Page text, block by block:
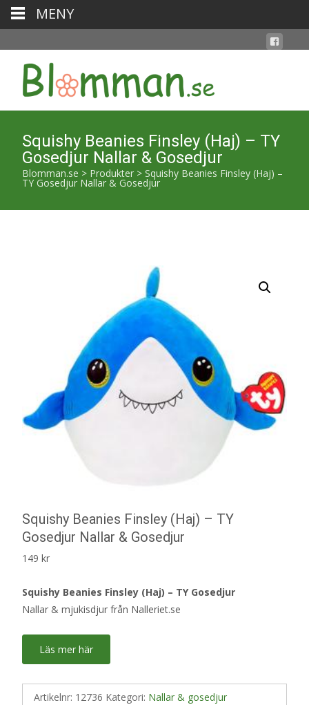
Squishy Beanies Finsley (Haj) – TY
Gosedjur Nallar & Gosedjur
Blomman.se > Produkter > Squishy Beanies Finsley (Haj) –
TY Gosedjur Nallar & Gosedjur
Squishy Beanies Finsley (Haj) – TY
Gosedjur Nallar & Gosedjur
149 kr
Squishy Beanies Finsley (Haj) – TY Gosedjur
Nallar & mjukisdjur från Nalleriet.se
Läs mer här
Artikelnr: 12736 Kategori: Nallar & gosedjur
MENY